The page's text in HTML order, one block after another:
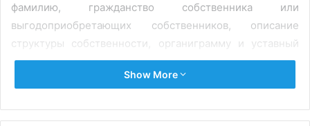
фамилию, гражданство собственника или
выгодоприобретающих собственников, описание
структуры собственности, органиграмму и уставный
капитал поставщика медиауслуг, источники
финансирования аудиовизуальной медиауслуги и
Show More